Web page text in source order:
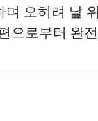
며 오히려 날
으로부터 완